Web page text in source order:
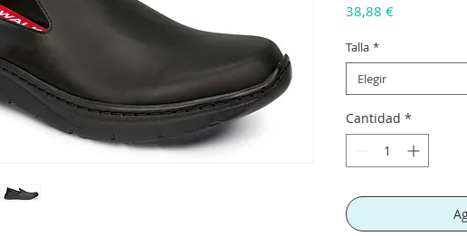
38,88 €Precio
Talla *
Elegir
Cantidad *